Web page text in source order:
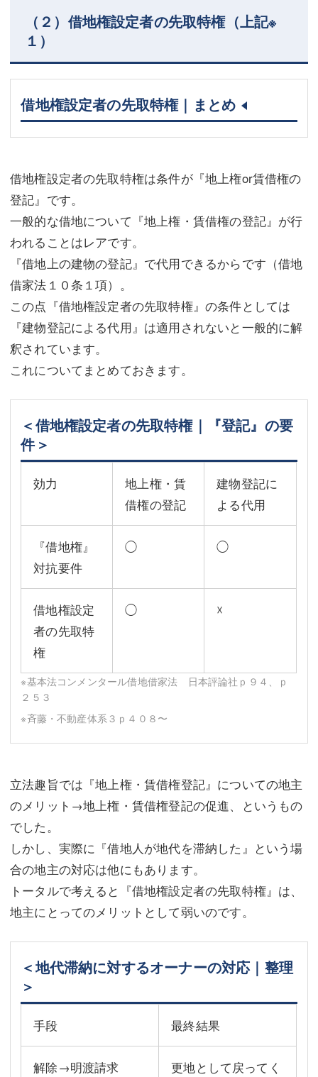
（２）借地権設定者の先取特権（上記※
１）
借地権設定者の先取特権｜まとめ
借地権設定者の先取特権は条件が『地上権or賃借権の
登記』です。
一般的な借地について『地上権・賃借権の登記』が行
われることはレアです。
『借地上の建物の登記』で代用できるからです（借地
借家法１０条１項）。
この点『借地権設定者の先取特権』の条件としては
『建物登記による代用』は適用されないと一般的に解
釈されています。
これについてまとめておきます。
＜借地権設定者の先取特権｜『登記』の要
件＞
効力
地上権・賃
借権の登記
建物登記に
よる代用
『借地権』
対抗要件
◯ ◯
借地権設定
者の先取特
権
◯ ☓
※基本法コンメンタール借地借家法 日本評論社ｐ９４、ｐ
２５３
※斉藤・不動産体系３ｐ４０８〜
立法趣旨では『地上権・賃借権登記』についての地主
のメリット→地上権・賃借権登記の促進、というもの
でした。
しかし、実際に『借地人が地代を滞納した』という場
合の地主の対応は他にもあります。
トータルで考えると『借地権設定者の先取特権』は、
地主にとってのメリットとして弱いのです。
＜地代滞納に対するオーナーの対応｜整理
＞
手段 最終結果
解除→明渡請求
更地として戻ってく